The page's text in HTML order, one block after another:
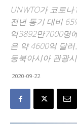
UNWTO가 코로
전년 동기 대비
억3892만7000명
은 약 4600억 달
동북아시아 관광
2020-09-22